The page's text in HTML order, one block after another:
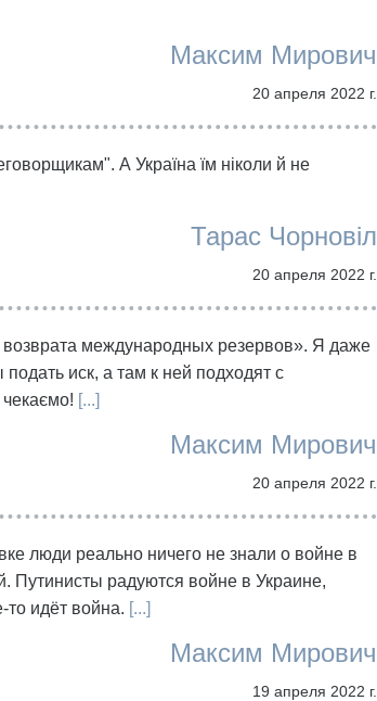
Максим Мирович
20 апреля 2022 г.
А Україна їм ніколи й не
Тарас Чорновіл
20 апреля 2022 г.
международных резервов». Я даже
иск, а там к ней подходят с
[...]
Максим Мирович
20 апреля 2022 г.
люди реально ничего не знали о войне в
Путинисты радуются войне в Украине,
то идёт война. [...]
Максим Мирович
19 апреля 2022 г.